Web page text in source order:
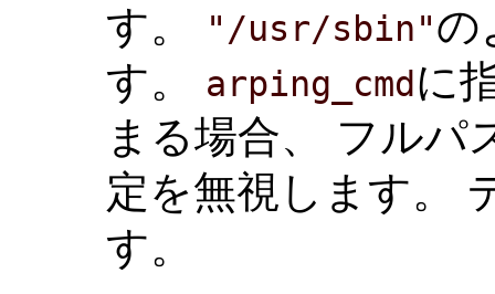
す。
"/usr/sbin"の
す。
arping_cmd に
まる場合、 フルパ
定を無視します。
す。